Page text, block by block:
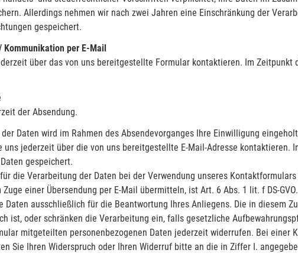
Allerdings nehmen wir nach zwei Jahren eine Einschränkung der
gespeichert.
per E-Mail
über das von uns bereitgestellte Formular kontaktieren. Im
der Absendung.
Daten wird im Rahmen des Absendevorganges Ihre Einwilligung
uns jederzeit über die von uns bereitgestellte E-Mail-Adresse
gespeichert.
die Verarbeitung der Daten bei der Verwendung unseres
Zuge einer Übersendung per E-Mail übermitteln, ist Art. 6 Abs. 1 lit. f DS-GVO.
Daten ausschließlich für die Beantwortung Ihres Anliegens. Die in diesem
ist, oder schränken die Verarbeitung ein, falls gesetzliche
mitgeteilten personenbezogenen Daten jederzeit widerrufen. Bei einer
Sie Ihren Widerspruch oder Ihren Widerruf bitte an die in Ziffer I.